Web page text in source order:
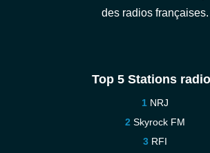
des radios françaises.
Top 5 Stations
NRJ
Skyrock FM
RFI